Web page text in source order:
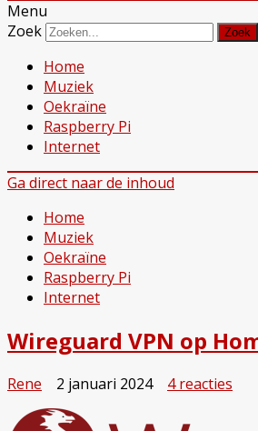
Menu
Zoek
Home
Muziek
Oekraïne
Raspberry Pi
Internet
Ga direct naar de inhoud
Home
Muziek
Oekraïne
Raspberry Pi
Internet
Wireguard VPN op
Rene 2 januari 2024 4 reacties